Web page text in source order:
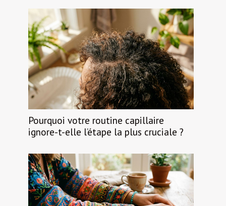
Pourquoi votre routine capillaire
ignore-t-elle l’étape la plus cruciale ?